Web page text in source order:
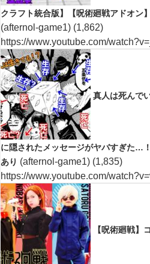
クラフト統合版】【呪術廻戦アドオン
(afternol-game1) (1,862)
https://www.youtube.com/
真人は死んで
に隠されたメッセージがヤバすぎた…
あり (afternol-game1) (1,835)
https://www.youtube.com/
【呪術廻戦】